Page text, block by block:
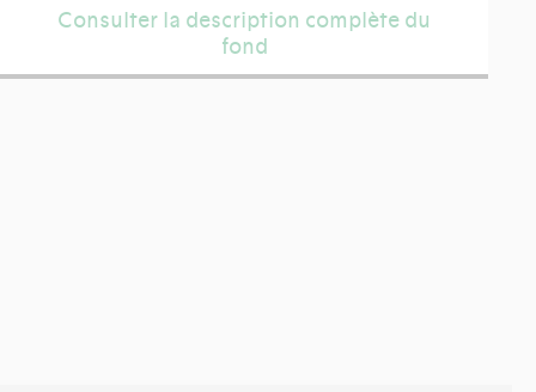
Consulter la description complète du
fond